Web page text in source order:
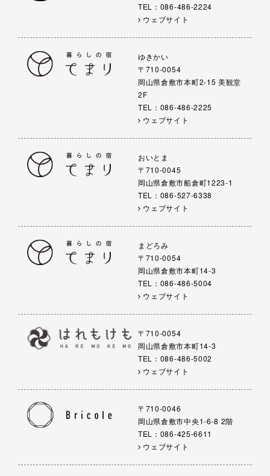
TEL：086-486-2224
ウェブサイト
ゆきかい
〒710-0054
岡山県倉敷市本町2-15 美観堂
2F
TEL：086-486-2225
ウェブサイト
おいとま
〒710-0045
岡山県倉敷市船倉町1223-1
TEL：086-527-6338
ウェブサイト
まどろみ
〒710-0054
岡山県倉敷市本町14-3
TEL：086-486-5004
ウェブサイト
〒710-0054
岡山県倉敷市本町14-3
TEL：086-486-5002
ウェブサイト
〒710-0046
岡山県倉敷市中央1-6-8 2階
TEL：086-425-6611
ウェブサイト